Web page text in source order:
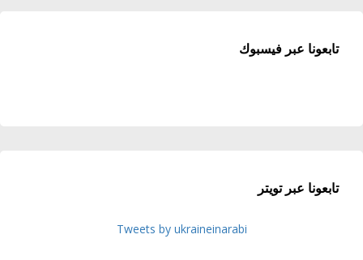
تابعونا عبر فيسبوك
تابعونا عبر تويتر
Tweets by ukraineinarabi